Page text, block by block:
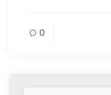
0